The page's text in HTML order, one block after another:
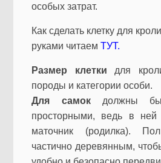
особых затрат.
Как сделать клетку для
руками читаемТУТ.
Размер клетки для
породы и категории особи.
Для самокдолжны
просторными, ведь в ней
маточник (родилка).
частично деревянным,